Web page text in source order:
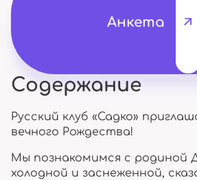
Анкета
Содержание
Русский клуб «Садко»
вечного Рождества!
Мы познакомимся с родиной
холодной и заснеженной,